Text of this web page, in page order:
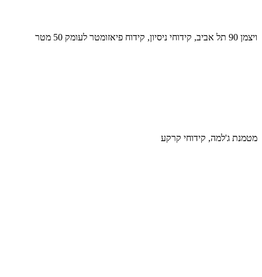
ויצמן 90 תל אביב, קידוחי ניסיון, קידוח פיאזומטר לעומק 50 מטר
מטמנת ג'למה, קידוחי קרקע